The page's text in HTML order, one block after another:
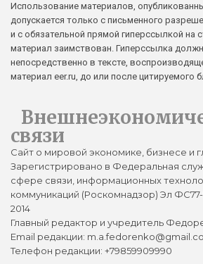
Использование материалов,
допускается только с письменного
и с обязательной прямой гиперссылкой на
материал заимствован. Гиперссылка
непосредственно в тексте,
материал eer.ru, до или после цитируемого
связи
Сайт о мировой экономике, бизнесе и
Зарегистрировано в Федеральная
сфере связи, информационных
коммуникаций (Роскомнадзор) Эл
2014
Главный редактор и учредитель
Email редакции:
Телефон редакции: +79859909990